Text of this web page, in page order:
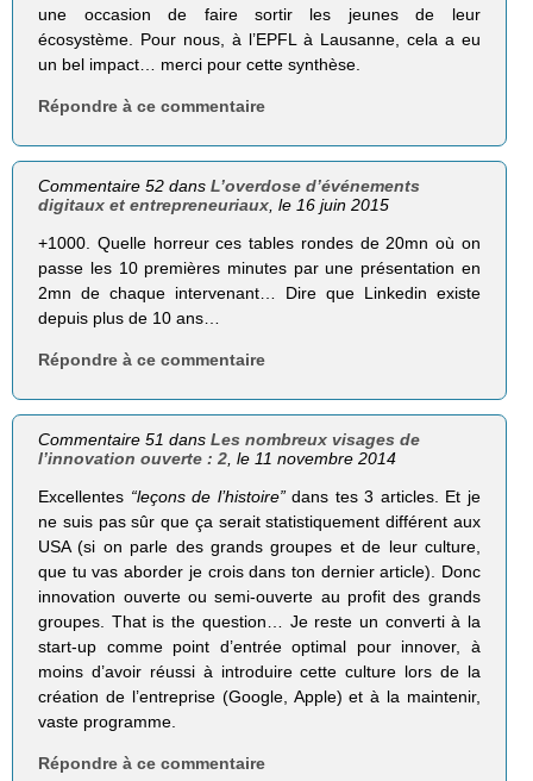
une occasion de faire sortir les jeunes de leur
écosystème. Pour nous, à l’EPFL à Lausanne, cela a eu
un bel impact… merci pour cette synthèse.
Répondre à ce commentaire
Commentaire 52 dansL’overdose d’événements
digitaux et entrepreneuriaux , le 16 juin 2015
+1000. Quelle horreur ces tables rondes de 20mn où on
passe les 10 premières minutes par une présentation en
2mn de chaque intervenant… Dire que Linkedin existe
depuis plus de 10 ans…
Répondre à ce commentaire
Commentaire 51 dansLes nombreux visages de
l’innovation ouverte : 2 , le 11 novembre 2014
Excellentes “leçons de l’histoire”dans tes 3 articles. Et je
ne suis pas sûr que ça serait statistiquement différent aux
USA (si on parle des grands groupes et de leur culture,
que tu vas aborder je crois dans ton dernier article). Donc
innovation ouverte ou semi-ouverte au profit des grands
groupes. That is the question… Je reste un converti à la
start-up comme point d’entrée optimal pour innover, à
moins d’avoir réussi à introduire cette culture lors de la
création de l’entreprise (Google, Apple) et à la maintenir,
vaste programme.
Répondre à ce commentaire